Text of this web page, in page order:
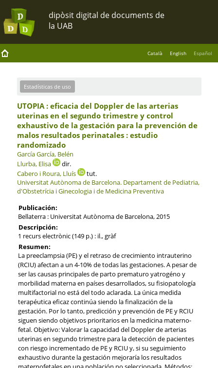
Català English Español
Estadísticas de uso
UTOPIA : eficacia del Doppler de las arterias
uterinas en el segundo trimestre y control
exhaustivo de la gestación para la prevención de
malos resultados perinatales : estudio
randomizado
García García, Belén
Llurba, Elisa
dir.
Cabero i Roura, Lluís
tut.
Universitat Autònoma de Barcelona. Departament de Pediatria,
d'Obstetrícia i Ginecologia i de Medicina Preventiva
Publicación:
Bellaterra : Universitat Autònoma de Barcelona, 2015
Descripción:
1 recurs electrònic (149 p.) : il., gràf
Resumen:
La preeclampsia (PE) y el retraso de crecimiento intrauterino
(RCIU) afectan a un 4-10% de todas las gestaciones. A pesar de
ser las causas principales de parto prematuro yatrogéno y
morbilidad materna en países desarrollados, su fisiopatología
multifactorial no está del todo aclarada. La única medida
terapéutica eficaz continúa siendo la finalización de la
gestación. Por lo tanto, predicción y prevención de PE y RCIU
siguen siendo objetivos prioritarios en la medicina materno-
fetal. Objetivo: Valorar la capacidad del Doppler de arterias
uterinas en segundo trimestre para la detección de pacientes
con riesgo incrementado de PE y RCIU y, si su seguimiento
exhaustivo durante la gestación mejoraría los resultados